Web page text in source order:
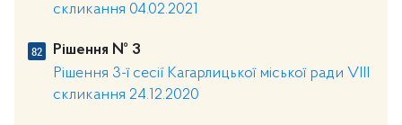
скликання 04.02.2021
Рішення № 3
Рішення 3-ї сесії Кагарлицької міської ради VIII
скликання 24.12.2020